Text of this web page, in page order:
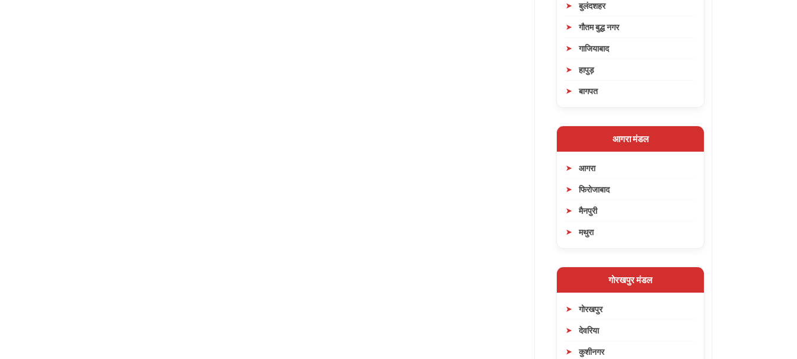
बुलंदशहर
गौतम बुद्ध नगर
गाजियाबाद
हापुड़
बागपत
आगरा मंडल
आगरा
फिरोजाबाद
मैनपुरी
मथुरा
गोरखपुर मंडल
गोरखपुर
देवरिया
कुशीनगर